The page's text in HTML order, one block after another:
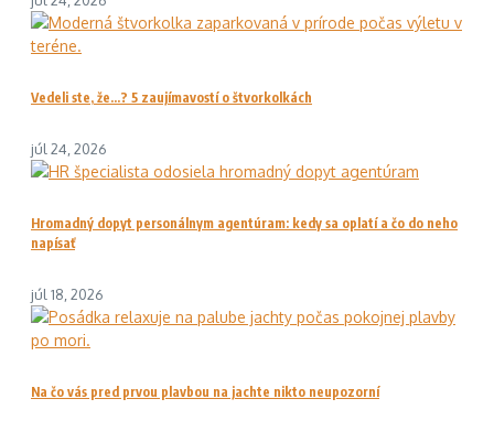
Vedeli ste, že…? 5 zaujímavostí o štvorkolkách
júl 24, 2026
Hromadný dopyt personálnym agentúram: kedy sa oplatí a čo do neho
napísať
júl 18, 2026
Na čo vás pred prvou plavbou na jachte nikto neupozorní